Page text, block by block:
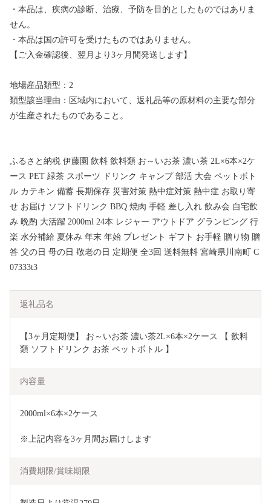
・本品は、疾病の診断、治療、予防を目的としたものではありま
せん。
・本品は国の許可を受けたものではありません。
【ご入金確認後、翌月より3ヶ月間発送します】
地場産品類型：2
類型該当理由：区域内において、返礼品等の原材料の主要な部分
が生産されたものであること。
ふるさと納税 伊藤園 飲料 飲料類 お～いお茶 濃い茶 2L×6本×2ケ
ース PET 緑茶 スポーツ ドリンク キャンプ 部活 大会 ペットボト
ル カテキン 備蓄 長期保存 災害対策 熱中症対策 熱中症 お取り寄
せ お届け ソフトドリンク BBQ 焼肉 手軽 差し入れ 飲み会 自宅飲
み 晩酌 大活躍 2000ml 24本 レジャー アウトドア グランピング 行
楽 水分補給 夏休み 年末 年始 プレゼント ギフト お手軽 贈り物 贈
答 父の日 母の日 敬老の日 定期便 全3回 送料無料 宮崎県川南町 C
07333t3
返礼品名
【3ヶ月定期便】 お～いお茶 濃い茶2L×6本×2ケース 【 飲料
類 ソフトドリンク お茶 ペットボトル 】
内容量
2000ml×6本×2ケース
※上記内容を3ヶ月間お届けします
消費期限/賞味期限